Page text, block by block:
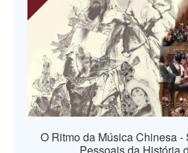
O Ritmo da Música Chinesa